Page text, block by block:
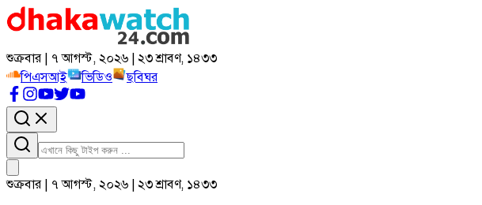
শুক্রবার | ৭ আগস্ট, ২০২৬ | ২৩ শ্রাবণ, ১৪৩৩
পিএসআই
ভিডিও ছবিঘর
শুক্রবার | ৭ আগস্ট, ২০২৬ | ২৩ শ্রাবণ, ১৪৩৩